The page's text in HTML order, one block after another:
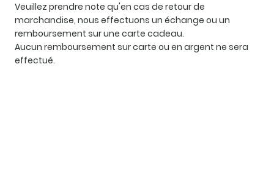
Veuillez prendre note qu'en cas de retour de
marchandise, nous effectuons un échange ou un
remboursement sur une carte cadeau.
Aucun remboursement sur carte ou en argent ne sera
effectué.